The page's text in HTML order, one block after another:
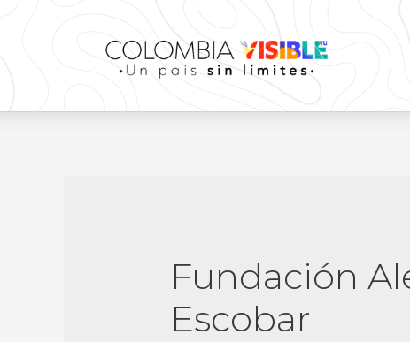
Fundación
Escobar